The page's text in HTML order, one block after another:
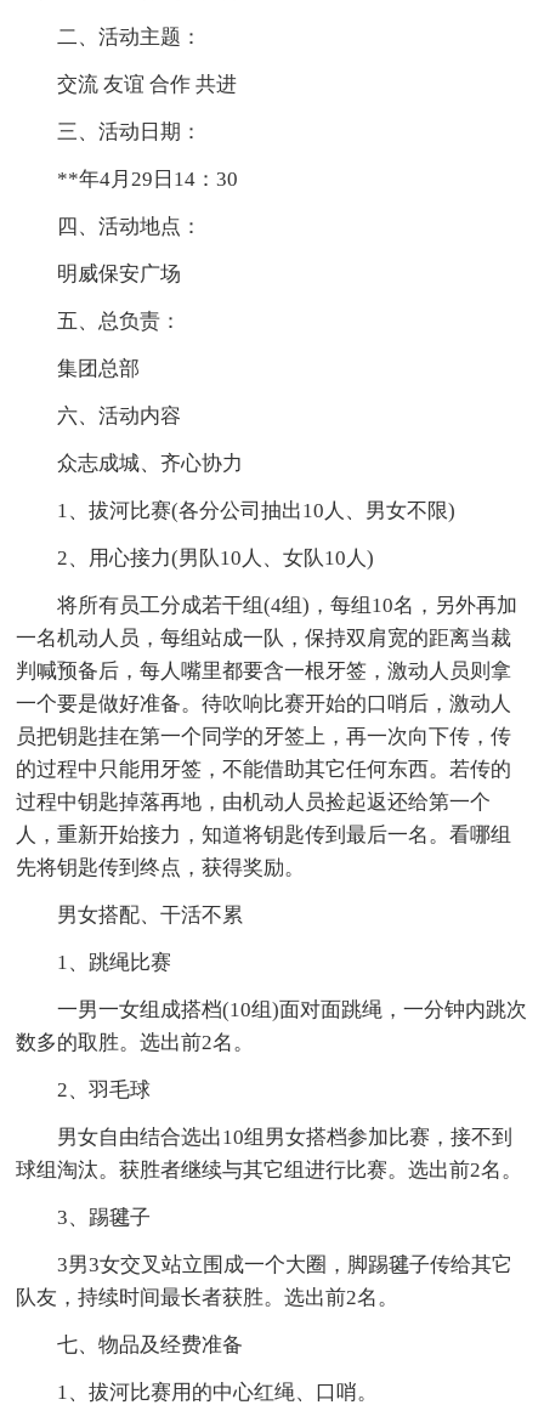
二、活动主题：
交流 友谊 合作 共进
三、活动日期：
**年4月29日14：30
四、活动地点：
明威保安广场
五、总负责：
集团总部
六、活动内容
众志成城、齐心协力
1、拔河比赛(各分公司抽出10人、男女不限)
2、用心接力(男队10人、女队10人)
将所有员工分成若干组(4组)，每组10名，另外再加
一名机动人员，每组站成一队，保持双肩宽的距离当裁
判喊预备后，每人嘴里都要含一根牙签，激动人员则拿
一个要是做好准备。待吹响比赛开始的口哨后，激动人
员把钥匙挂在第一个同学的牙签上，再一次向下传，传
的过程中只能用牙签，不能借助其它任何东西。若传的
过程中钥匙掉落再地，由机动人员捡起返还给第一个
人，重新开始接力，知道将钥匙传到最后一名。看哪组
先将钥匙传到终点，获得奖励。
男女搭配、干活不累
1、跳绳比赛
一男一女组成搭档(10组)面对面跳绳，一分钟内跳次
数多的取胜。选出前2名。
2、羽毛球
男女自由结合选出10组男女搭档参加比赛，接不到
球组淘汰。获胜者继续与其它组进行比赛。选出前2名。
3、踢毽子
3男3女交叉站立围成一个大圈，脚踢毽子传给其它
队友，持续时间最长者获胜。选出前2名。
七、物品及经费准备
1、拔河比赛用的中心红绳、口哨。